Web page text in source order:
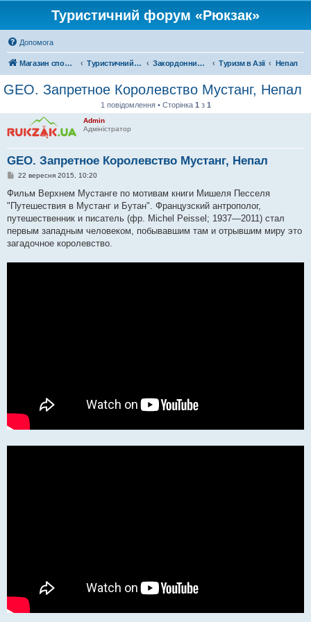
Туристичний форум «Рюкзак»
Допомога
Магазин спорядження Туристичний форум «Рюкзак» Закордонний туризм Туризм в Азії Непал
GEO. Запретное Королевство Мустанг, Непал
1 повідомлення • Сторінка 1 з 1
Admin
Адміністратор
GEO. Запретное Королевство Мустанг, Непал
П
в
д
о
л
е
22 вересня 2015, 10:20
Фильм Верхнем Мустанге по мотивам книги Мишеля Песселя
"Путешествия в Мустанг и Бутан". Французский антрополог,
путешественник и писатель (фр. Michel Peissel; 1937—2011) стал
первым западным человеком, побывавшим там и отрывшим миру это
загадочное королевство.